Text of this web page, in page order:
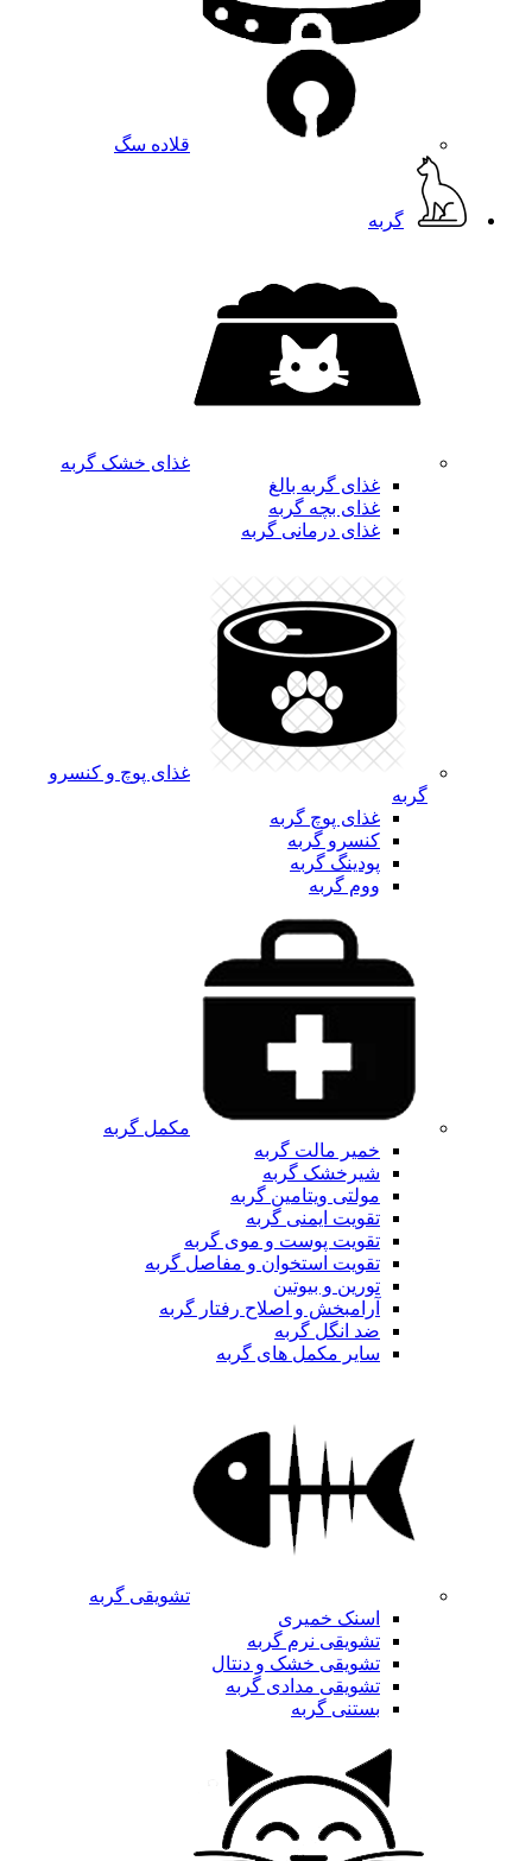
قلاده سگ
گربه
غذای خشک گربه
غذای گربه بالغ
غذای بچه گربه
غذای درمانی گربه
غذای پوچ و کنسرو
گربه
غذای پوچ گربه
کنسرو گربه
پودینگ گربه
ووم گربه
مکمل گربه
خمیر مالت گربه
شیرخشک گربه
مولتی ویتامین گربه
تقویت ایمنی گربه
تقویت پوست و موی گربه
تقویت استخوان و مفاصل گربه
تورین و بیوتین
آرامبخش و اصلاح رفتار گربه
ضد انگل گربه
سایر مکمل های گربه
تشویقی گربه
اسنک خمیری
تشویقی نرم گربه
تشویقی خشک و دنتال
تشویقی مدادی گربه
بستنی گربه